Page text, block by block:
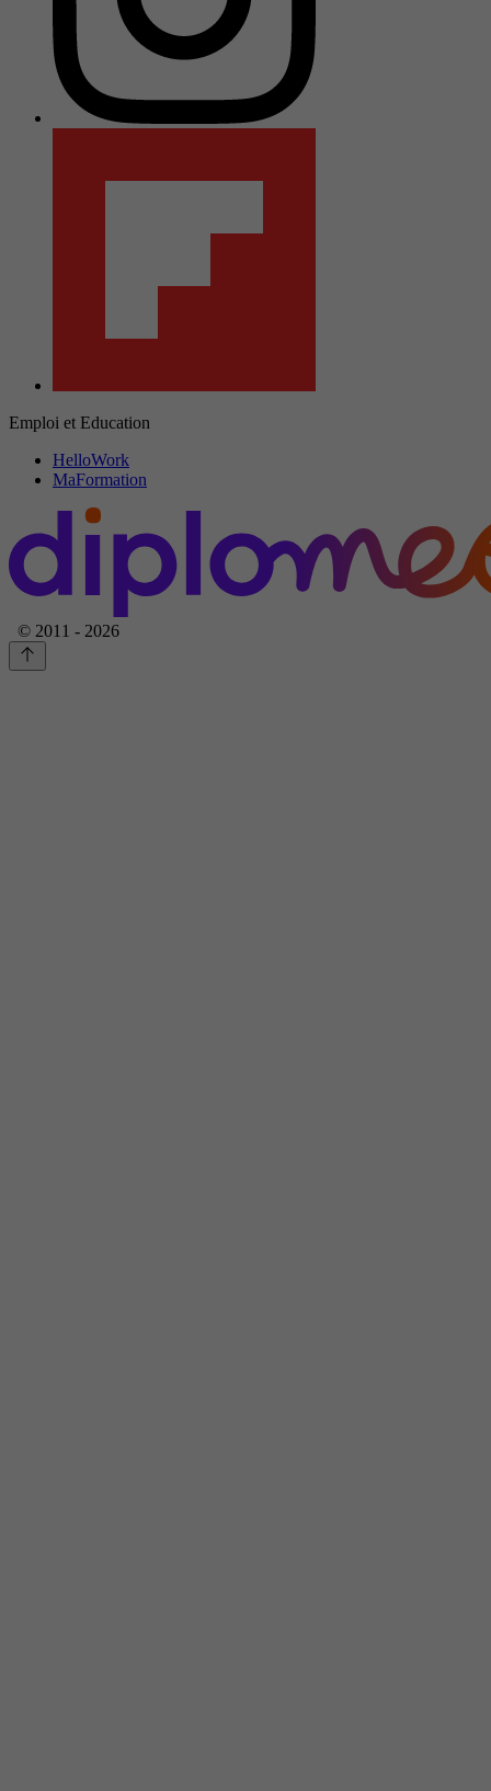
Emploi et Education
HelloWork
MaFormation
© 2011 - 2026